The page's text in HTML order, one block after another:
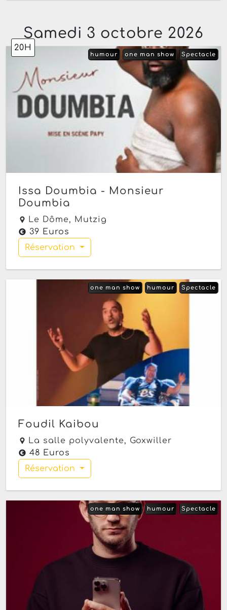
Samedi 3 octobre 2026
20H
Spectacle
one man show
humour
Issa Doumbia - Monsieur
Doumbia
Le Dôme, Mutzig
39 Euros
Réservation
Spectacle
humour
one man show
Foudil Kaibou
La salle polyvalente, Goxwiller
48 Euros
Réservation
Spectacle
humour
one man show